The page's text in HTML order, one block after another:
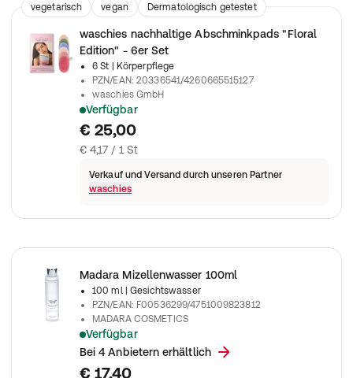
vegetarisch vegan Dermatologisch getestet
waschies nachhaltige Abschminkpads "Floral
Edition" - 6er Set
6 St
| Körperpflege
PZN/EAN:20336541/4260665515127
waschies GmbH
Verfügbar
waschies nachhaltige Abschminkpads "Floral Edition" - 6er Set
€ 25,00
€ 4,17 / 1 St
Verkauf und Versand durch unseren Partner
waschies
Madara Mizellenwasser 100ml
100 ml
| Gesichtswasser
PZN/EAN: F00536299/4751009823812
MADARA COSMETICS
Verfügbar
Madara Mizellenwasser
Bei 4 Anbietern erhältlich
€ 17,40